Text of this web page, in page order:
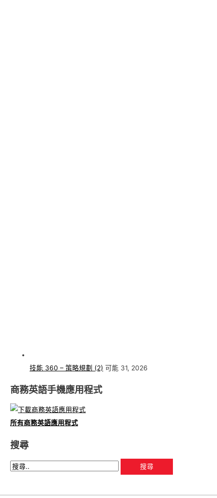
技能 360 – 策略規劃 (2) 可能 31, 2026
商務英語手機應用程式
所有商務英語應用程式
搜尋